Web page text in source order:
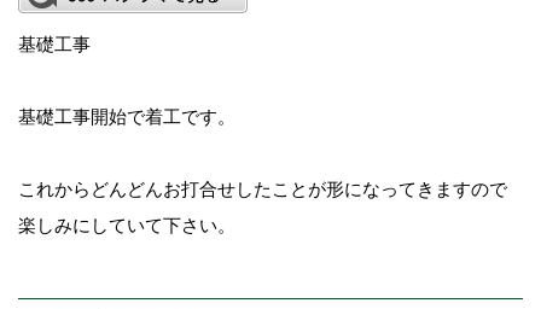
基礎工事
基礎工事開始で着工です。
これからどんどんお打合せしたことが形になってきますので
楽しみにしていて下さい。